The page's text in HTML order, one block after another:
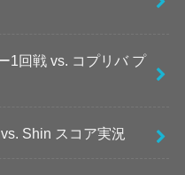
1回戦 vs. コプリバ プ
Shin スコア実況